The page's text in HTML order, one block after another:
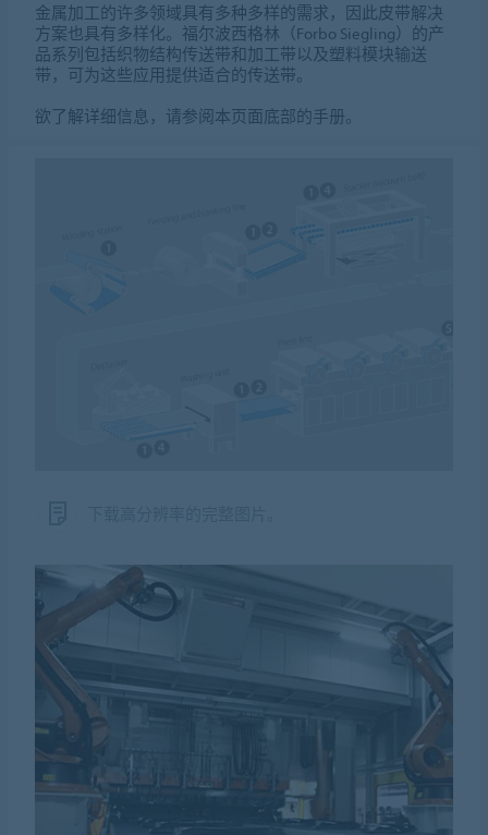
金属加工的许多领域具有多种多样的需求，因此皮带解决
方案也具有多样化。福尔波西格林（Forbo Siegling）的产
品系列包括织物结构传送带和加工带以及塑料模块输送
带，可为这些应用提供适合的传送带。
欲了解详细信息，请参阅本页面底部的手册。